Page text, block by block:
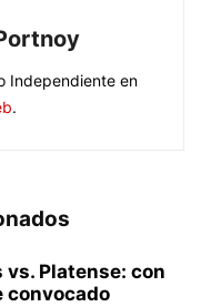
Independiente en
.
Platense: con
convocado